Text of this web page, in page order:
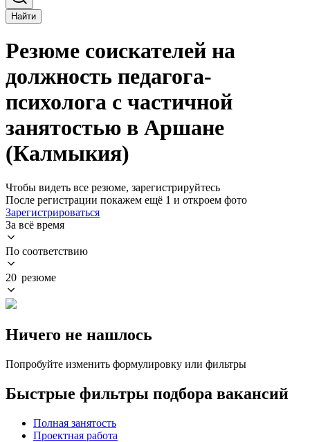
Найти
Резюме соискателей на
должность педагога-
психолога с частичной
занятостью в Аршане
(Калмыкия)
Чтобы видеть все резюме, зарегистрируйтесь
После регистрации покажем ещё 1 и откроем фото
Зарегистрироваться
За всё время
По соответствию
20 резюме
Ничего не нашлось
Попробуйте изменить формулировку или фильтры
Быстрые фильтры подбора вакансий
Полная занятость
Проектная работа